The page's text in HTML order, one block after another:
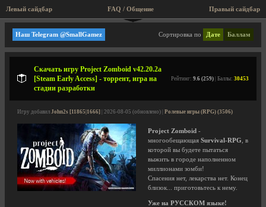
Левый сайдбар Правый сайдбар
FAQ / Общение
Indie Stone Studios
Сортировка по Дате Баллам
Наш Telegram @SmallGamez
Скачать игру Project Zomboid v42.20.2a
[Steam Early Access] - торрент, игра на
стадии разработки
Рейтинг: 9.6 (259) | Баллы: 30453
Игру добавил John2s [11865|1666] | 2026-08-05 (обновлено) | Ролевые игры (RPG) (3506)
Project Zomboid -
многообещающая Survival-RPG , в
которой вы будете пытаться
выжить в городе наполненном
миллионами зомби!
Спасения нет, лекарства нет. Конец
близок... приготовьтесь к нему.
Уже на РУССКОМ языке!